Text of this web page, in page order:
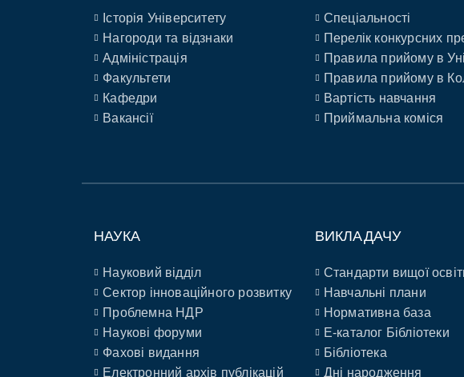
Історія Університету
Нагороди та відзнаки
Адміністрація
Факультети
Кафедри
Вакансії
Спеціальності
Перелік конкурсних
Правила прийому в
Правила прийому в
Вартість навчання
Приймальна коміся
НАУКА
Науковий відділ
Сектор інноваційного розвитку
Проблемна НДР
Наукові форуми
Фахові видання
Електронний архів публікацій
ВИКЛАДАЧУ
Стандарти вищої
Навчальні плани
Нормативна база
E-каталог Бібліотеки
Бібліотека
Дні народження